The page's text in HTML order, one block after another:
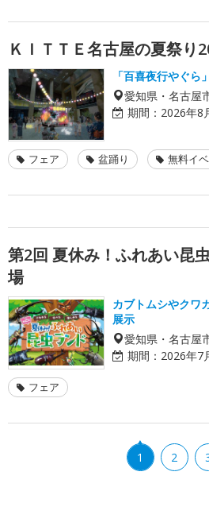
ＫＩＴＴＥ名古屋の夏祭り
「百喜夜行やぐ
愛知県・名古屋
期間： 2026年8
フェア 盆踊り 無料イ
第2回 夏休み！ふれあい昆
場
カブトムシやクワ
展示
愛知県・名古屋
期間： 2026年7
フェア
1 2